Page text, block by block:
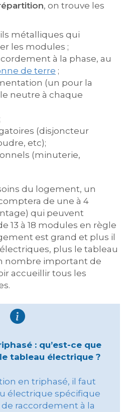
, on trouve les
métalliques qui
les modules ;
à la phase, au
de terre ;
(un pour la
neutre à chaque
(disjoncteur
etc);
(minuterie,
du logement, un
de une à 4
qui peuvent
13 à 18 modules en règle
est grand et plus il
plus le tableau
nombre important de
accueillir tous les
: qu’est-ce que
tableau électrique ?
en triphasé, il faut
électrique spécifique
raccordement à la